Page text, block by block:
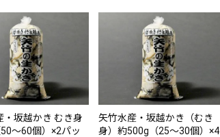
・坂越かき むき身
～60個）×2パッ
矢竹水産・坂越かき（むき
身）約500g（25～30個）×4